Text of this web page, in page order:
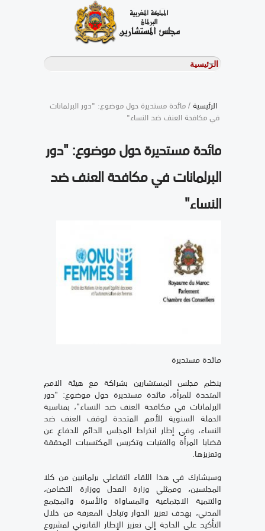
الرئيسية/ مائدة مستديرة حول موضوع: "دور البرلمانات
في مكافحة العنف ضد النساء"
مائدة مستديرة حول موضوع: "دور
البرلمانات في مكافحة العنف ضد
النساء"
مائدة مستديرة
ينظم مجلس المستشارين بشراكة مع هيئة الامم
المتحدة للمرأة، مائدة مستديرة حول موضوع: "دور
البرلمانات في مكافحة العنف ضد النساء"، بمناسبة
الحملة السنوية للأمم المتحدة لوقف العنف ضد
النساء، وفي إطار انخراط المجلس الدائم للدفاع عن
قضايا المرأة والفتيات وتكريس المكتسبات المحققة
وتعزيزها.
وسيشارك في هذا اللقاء التفاعلي برلمانيين من كلا
المجلسين، وممثلي وزارة العدل ووزارة التضامن،
والتنمية الاجتماعية والمساواة والأسرة والمجتمع
المدني، بهدف تعزيز الحوار وتبادل المعرفة من خلال
التأكيد على الحاجة إلى تعزيز الإطار القانوني لمشروع